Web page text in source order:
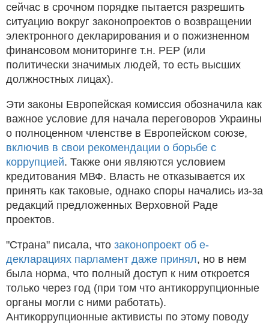
сейчас в срочном порядке пытается разрешить
ситуацию вокруг законопроектов о возвращении
электронного декларирования и о пожизненном
финансовом мониторинге т.н. PEP (или
политически значимых людей, то есть высших
должностных лицах).
Эти законы Европейская комиссия обозначила как
важное условие для начала переговоров Украины
о полноценном членстве в Европейском союзе,
включив в свои рекомендации о борьбе с
коррупцией. Также они являются условием
кредитования МВФ. Власть не отказывается их
принять как таковые, однако споры начались из-за
редакций предложенных Верховной Раде
проектов.
"Страна" писала, что законопроект об e-
декларациях парламент даже принял, но в нем
была норма, что полный доступ к ним откроется
только через год (при том что антикоррупционные
органы могли с ними работать).
Антикоррупционные активисты по этому поводу